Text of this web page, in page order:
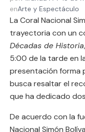
enArte y Espectáculo
La Coral Nacional
trayectoria con un
Décadas de Historia
5:00 de la tarde en
presentación forma
busca resaltar el
que ha dedicado
De acuerdo con la
Nacional Simón